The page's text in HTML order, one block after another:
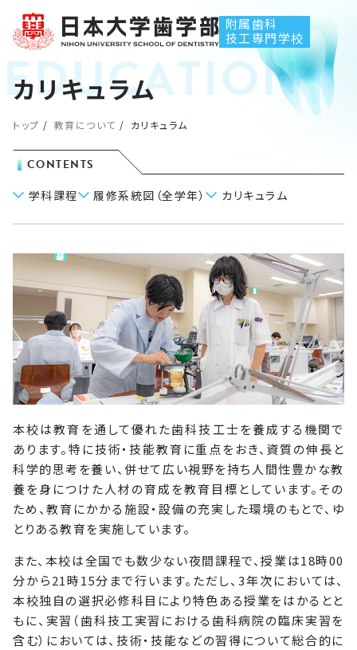
附属歯科
技工専門学校
カリキュラム
トップ 教育について カリキュラム
CONTENTS
学科課程 履修系統図（全学年） カリキュラム
本校は教育を通して優れた歯科技工士を養成する機関で
あります。特に技術・技能教育に重点をおき、資質の伸長と
科学的思考を養い、併せて広い視野を持ち人間性豊かな教
養を身につけた人材の育成を教育目標としています。その
ため、教育にかかる施設・設備の充実した環境のもとで、ゆ
とりある教育を実施しています。
また、本校は全国でも数少ない夜間課程で、授業は18時00
分から21時15分まで行います。ただし、3年次においては、
本校独自の選択必修科目により特色ある授業をはかるとと
もに、実習（歯科技工実習における歯科病院の臨床実習を
含む）においては、技術・技能などの習得について総合的に